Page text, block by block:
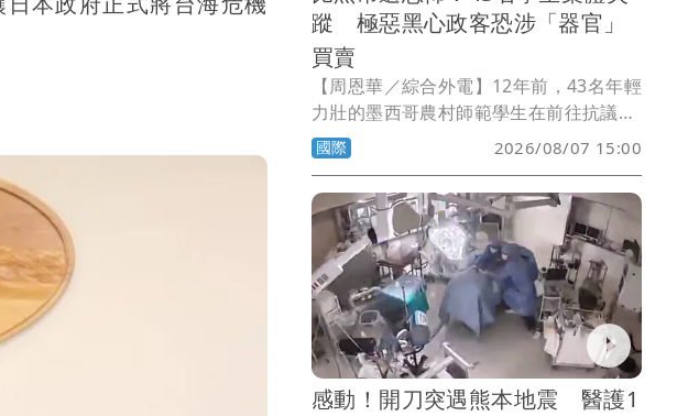
蹤 極惡黑心政客恐涉「器官」
買賣
【周恩華／綜合外電】12年前，43名年輕
力壯的墨西哥農村師範學生在前往抗議政
府貪腐無能的途中，遭到警察攔下，警方
當場打死了6名目擊者，至於這43名學生
則被帶走後就此失蹤。12年來，學生家長
苦尋不果，甚至有人向勢力龐大的黑幫詢
問，是否涉及器官買賣，但黑幫堅決否
認。墨西哥當局今天逮捕時任州長阿基
瑞，並指控涉及當時「國家機器」的政、
軍、警聯合犯罪。
國際 2026/08/07 15:00
感動！開刀突遇熊本地震 醫護1